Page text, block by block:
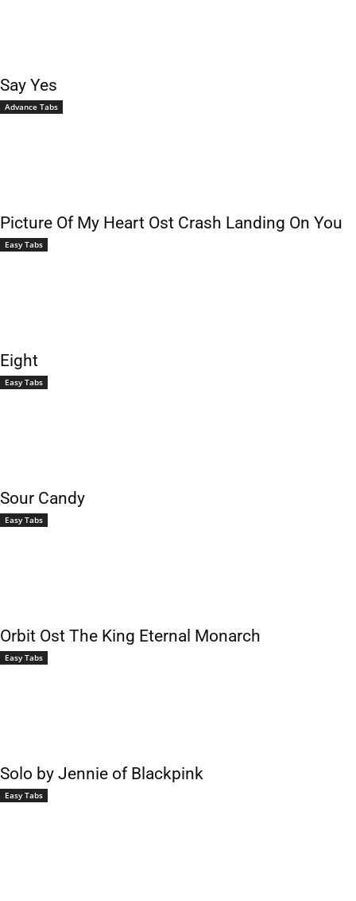
Say Yes
Advance Tabs
Picture Of My Heart Ost Crash Landing On You
Easy Tabs
Eight
Easy Tabs
Sour Candy
Easy Tabs
Orbit Ost The King Eternal Monarch
Easy Tabs
Solo by Jennie of Blackpink
Easy Tabs